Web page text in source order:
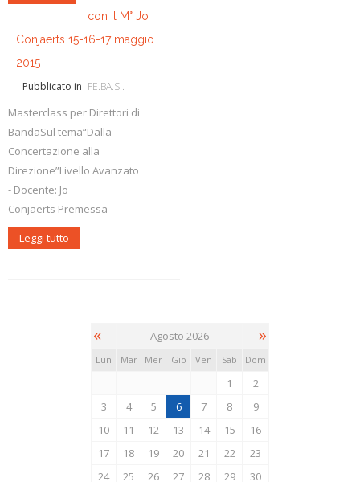
con il M° Jo
Conjaerts 15-16-17 maggio
2015
Pubblicato in FE.BA.SI.
Masterclass per Direttori di
BandaSul tema“Dalla
Concertazione alla
Direzione”Livello Avanzato
- Docente: Jo
Conjaerts Premessa
Leggi tutto
« Agosto 2026 »
Lun Mar Mer Gio Ven Sab Dom
1
2
3
4 5 6 7 8
9
10
11 12 13 14 15
16
17
18 19 20 21 22
23
24
25 26 27 28 29 30